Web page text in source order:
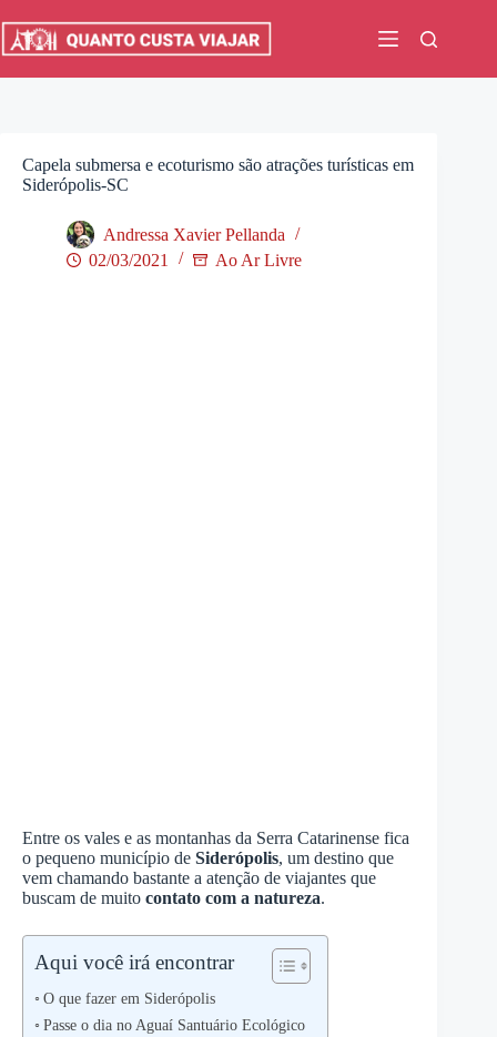
para
Capela submersa e ecoturismo são atrações turísticas em
Siderópolis-SC
Andressa Xavier Pellanda
02/03/2021
Ao Ar Livre
Entre os vales e as montanhas da Serra Catarinense fica
o pequeno município de Siderópolis, um destino que
vem chamando bastante a atenção de viajantes que
buscam de muito contato com a natureza.
Aqui você irá encontrar
O que fazer em Siderópolis
Passe o dia no Aguaí Santuário Ecológico